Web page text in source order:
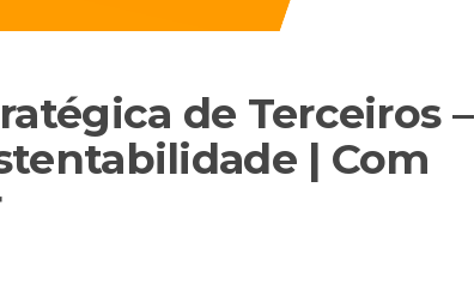
de Terceiros –
| Com